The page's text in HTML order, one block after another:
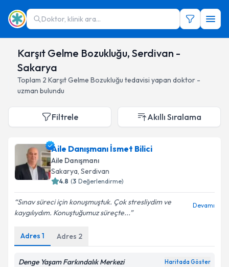
Doktor, klinik ara...
Karşıt Gelme Bozukluğu, Serdivan -
Sakarya
Toplam 2 Karşıt Gelme Bozukluğu tedavisi yapan doktor -
uzman bulundu
Filtrele Akıllı Sıralama
Aile Danışmanı İsmet Bilici
Aile Danışmanı
Sakarya, Serdivan
4.8 (3 Değerlendirme)
Sınav süreci için konuşmuştuk. Çok stresliydim ve
kaygılıydım. Konuştuğumuz süreçte...
Devamı
Adres 1 Adres 2
Denge Yaşam Farkındalık Merkezi Haritada Göster